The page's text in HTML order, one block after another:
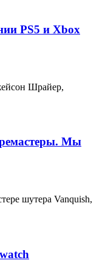
PS5 и Xbox
Шрайер,
Мы
шутера Vanquish,